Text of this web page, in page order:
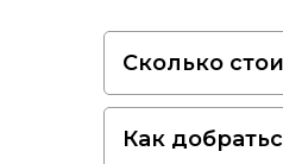
Сколько
Как